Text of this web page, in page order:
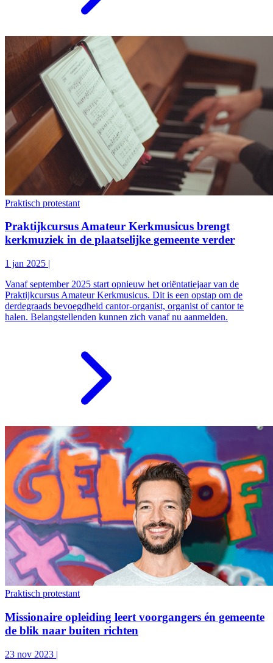
Praktisch protestant
Praktijkcursus Amateur Kerkmusicus brengt
kerkmuziek in de plaatselijke gemeente verder
1 jan 2025 |
Vanaf september 2025 start opnieuw het oriëntatiejaar van de
Praktijkcursus Amateur Kerkmusicus. Dit is een opstap om de
derdegraads bevoegdheid cantor-organist, organist of cantor te
halen. Belangstellenden kunnen zich vanaf nu aanmelden.
Praktisch protestant
Missionaire opleiding leert voorgangers én gemeente
de blik naar buiten richten
23 nov 2023 |